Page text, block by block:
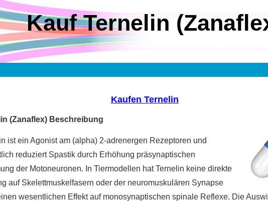
Kauf Ternelin
Kaufen Ternelin
(Zanaflex) Beschreibung
ist ein Agonist am (alpha) 2-adrenergen Rezeptoren und
reduziert Spastik durch Erhöhung präsynaptischen
der Motoneuronen. In Tiermodellen hat Ternelin keine direkte
auf Skelettmuskelfasern oder der neuromuskulären Synapse
wesentlichen Effekt auf monosynaptischen spinale Reflexe. Die